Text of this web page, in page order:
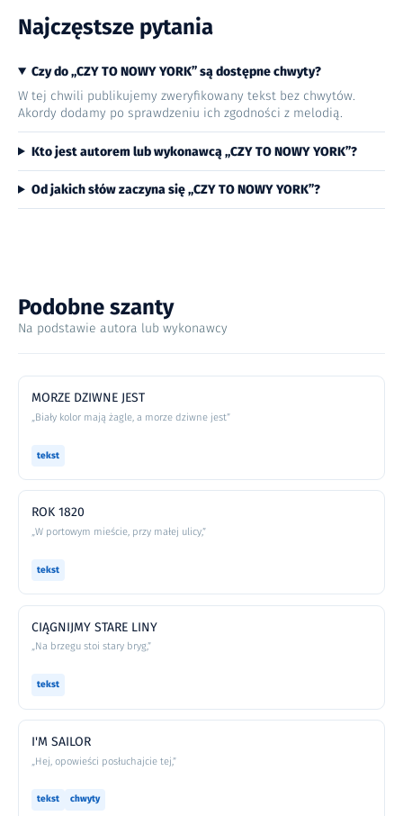
Najczęstsze pytania
Czy do „CZY TO NOWY YORK” są dostępne chwyty?
W tej chwili publikujemy zweryfikowany tekst bez chwytów.
Akordy dodamy po sprawdzeniu ich zgodności z melodią.
Kto jest autorem lub wykonawcą „CZY TO NOWY YORK”?
Od jakich słów zaczyna się „CZY TO NOWY YORK”?
Podobne szanty
Na podstawie autora lub wykonawcy
MORZE DZIWNE JEST
„Biały kolor mają żagle, a morze dziwne jest”
tekst
ROK 1820
„W portowym mieście, przy małej ulicy,”
tekst
CIĄGNIJMY STARE LINY
„Na brzegu stoi stary bryg,”
tekst
I'M SAILOR
„Hej, opowieści posłuchajcie tej,”
tekst chwyty